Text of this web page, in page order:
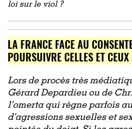
loi sur le viol ?
LA FRANCE FACE AU
POURSUIVRE CELLES ET
Lors de procès très
Gérard Depardieu ou de
l’omerta qui règne parfois
d’agressions sexuelles et